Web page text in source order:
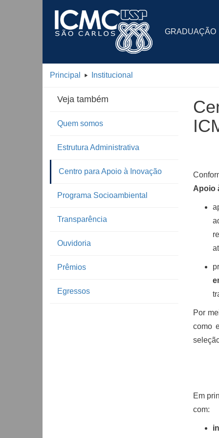
GRADUAÇÃO
Principal Institucional
Veja também
Quem somos
Estrutura Administrativa
Centro para Apoio à Inovação
Programa Socioambiental
Transparência
Ouvidoria
Prêmios
Egressos
Apoio
Por
como
Em
com: